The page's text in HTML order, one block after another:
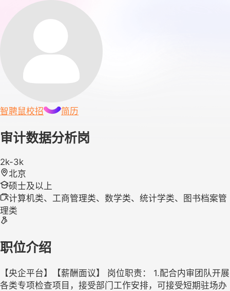
智聘鼠校招 简历
审计数据分析岗
2k-3k
北京
硕士及以上
计算机类、工商管理类、数学类、统计学类、图书档案管
理类
职位介绍
【央企平台】【薪酬面议】 岗位职责： 1.配合内审团队开展
各类专项检查项目，接受部门工作安排，可接受短期驻场办